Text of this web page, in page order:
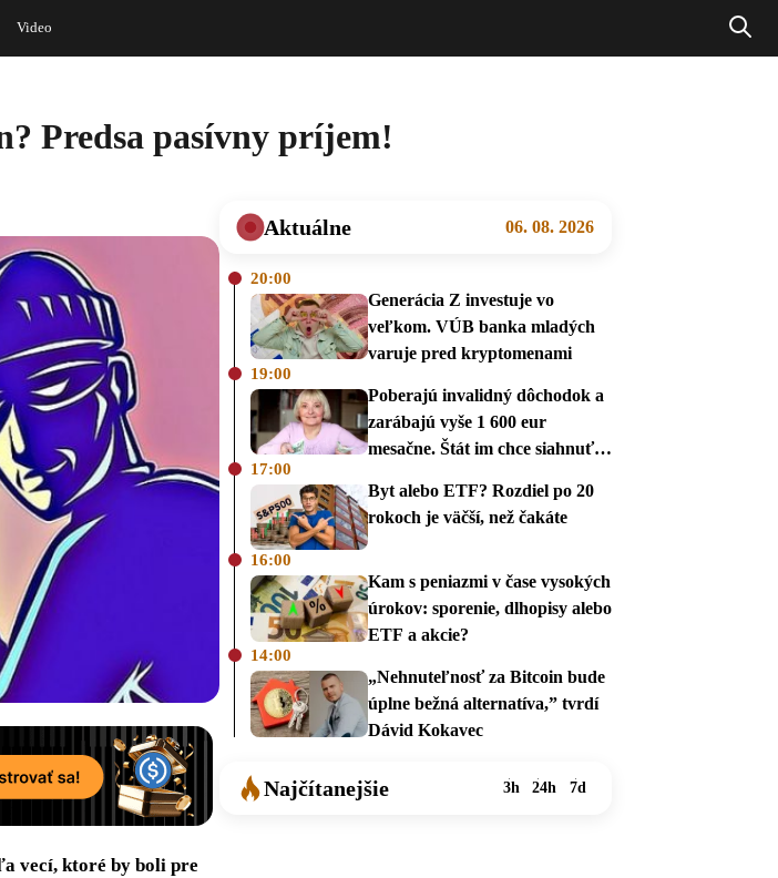
Video
Predsa pasívny príjem!
vecí, ktoré by boli pre
Aktuálne 06. 08. 2026
20:00
Generácia Z investuje vo
veľkom. VÚB banka mladých
varuje pred kryptomenami
19:00
Poberajú invalidný dôchodok a
zarábajú vyše 1 600 eur
mesačne. Štát im chce siahnuť
17:00
Byt alebo ETF? Rozdiel po 20
rokoch je väčší, než čakáte
16:00
Kam s peniazmi v čase vysokých
úrokov: sporenie, dlhopisy alebo
ETF a akcie?
14:00
„Nehnuteľnosť za Bitcoin bude
úplne bežná alternatíva,” tvrdí
Dávid Kokavec
Najčítanejšie 3h 24h 7d